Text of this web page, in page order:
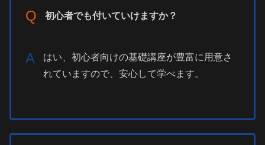
Q 初心者でも付いていけますか？
A
はい、初心者向けの基礎講座が豊富に用意さ
れていますので、安心して学べます。